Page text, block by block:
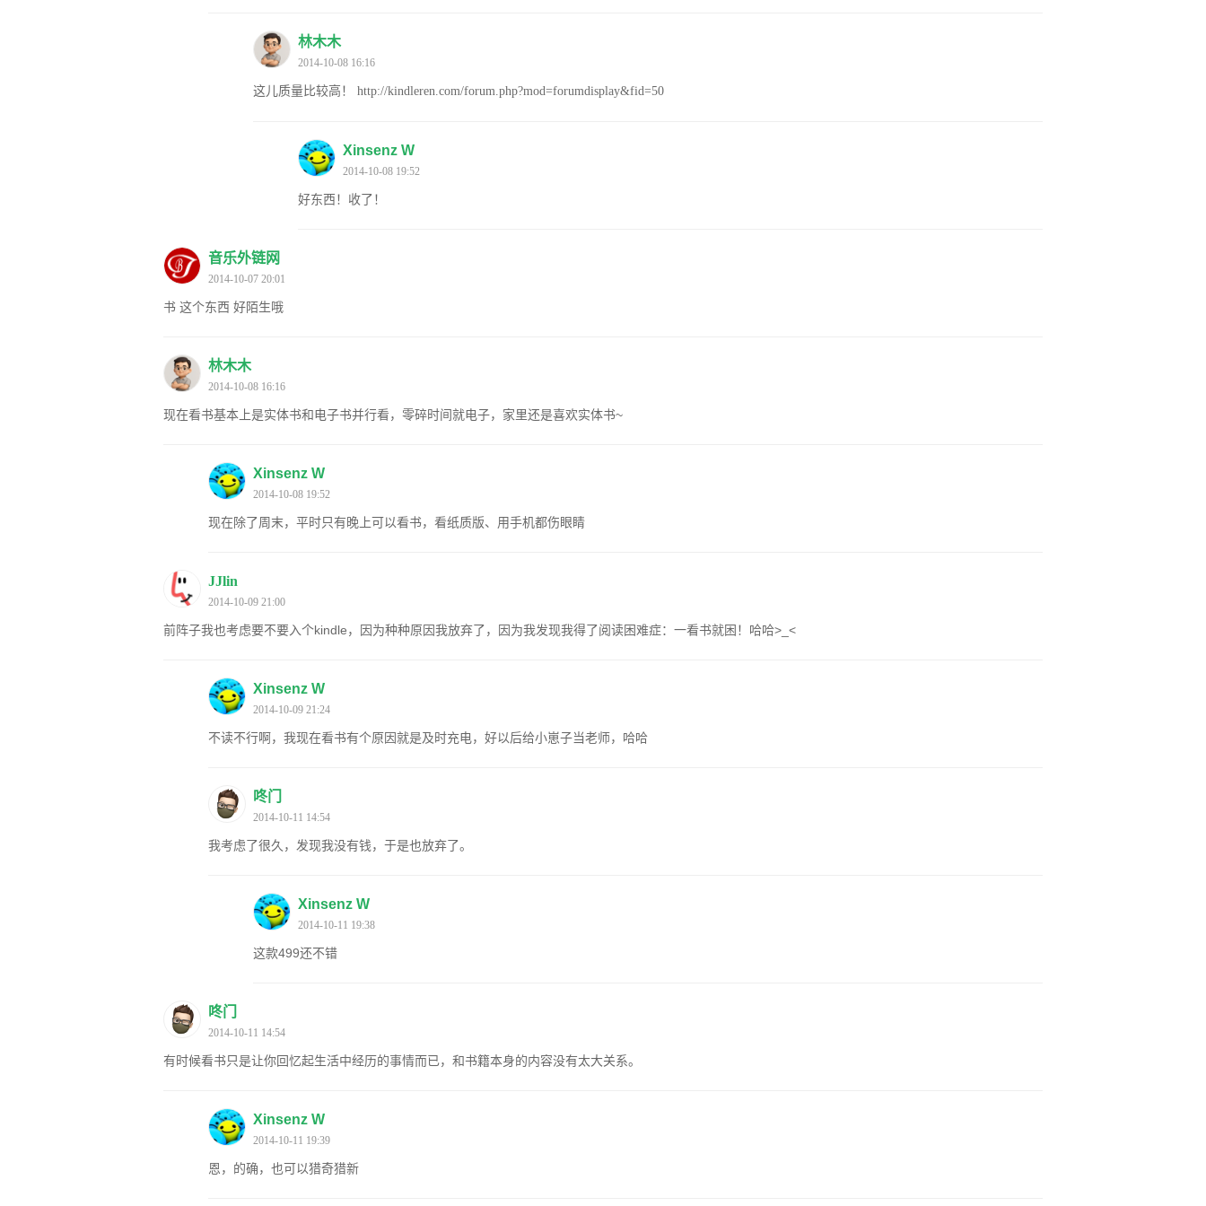
林木木
2014-10-08 16:16
这儿质量比较高！ http://kindleren.com/forum.php?mod=forumdisplay&fid=50
Xinsenz W
2014-10-08 19:52
好东西！收了！
音乐外链网
2014-10-07 20:01
书 这个东西 好陌生哦
林木木
2014-10-08 16:16
现在看书基本上是实体书和电子书并行看，零碎时间就电子，家里还是喜欢实体书~
Xinsenz W
2014-10-08 19:52
现在除了周末，平时只有晚上可以看书，看纸质版、用手机都伤眼睛
JJlin
2014-10-09 21:00
前阵子我也考虑要不要入个kindle，因为种种原因我放弃了，因为我发现我得了阅读困难症：一看书就困！哈哈>_<
Xinsenz W
2014-10-09 21:24
不读不行啊，我现在看书有个原因就是及时充电，好以后给小崽子当老师，哈哈
咚门
2014-10-11 14:54
我考虑了很久，发现我没有钱，于是也放弃了。
Xinsenz W
2014-10-11 19:38
这款499还不错
咚门
2014-10-11 14:54
有时候看书只是让你回忆起生活中经历的事情而已，和书籍本身的内容没有太大关系。
Xinsenz W
2014-10-11 19:39
恩，的确，也可以猎奇猎新